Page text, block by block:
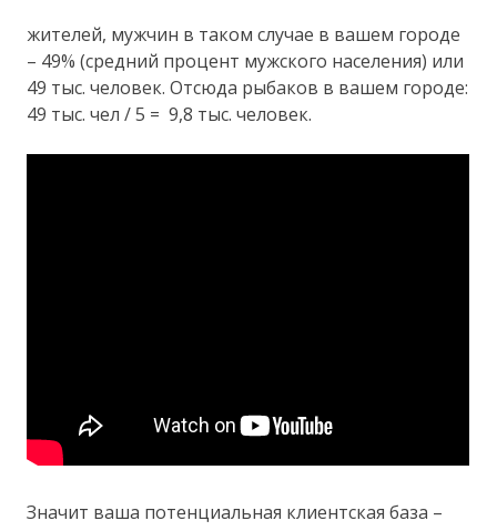
жителей, мужчин в таком случае в вашем городе
– 49% (средний процент мужского населения) или
49 тыс. человек. Отсюда рыбаков в вашем городе:
49 тыс. чел / 5 = 9,8 тыс. человек.
Значит ваша потенциальная клиентская база –